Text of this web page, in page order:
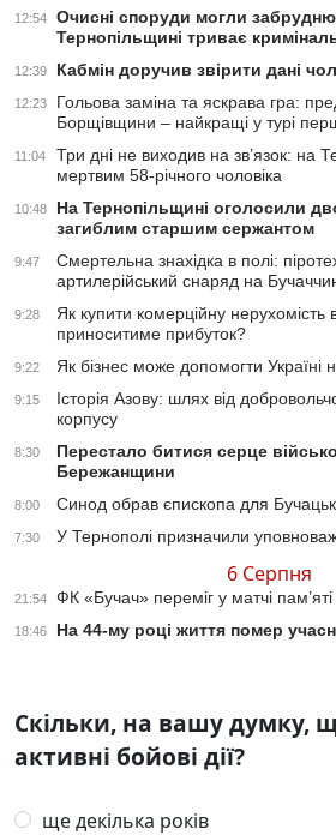
12:54
Очисні споруди могли
Тернопільщині триває
12:39 Кабмін доручив звірити дані
12:23
Гольова заміна та яскрава гра:
Борщівщини – найкращі у турі
11:04
Три дні не виходив на зв’язок: на
мертвим 58-річного чоловіка
10:48
На Тернопільщині оголосили
загиблим старшим сержантом
9:47
Смертельна знахідка в полі:
артилерійський снаряд на
9:28
Як купити комерційну нерухомість
приноситиме прибуток?
9:22 Як бізнес може допомогти
9:15
Історія Азову: шлях від
корпусу
8:30
Перестало битися серце
Бережанщини
8:00 Синод обрав єпископа для
7:30 У Тернополі призначили
6 Серпня
21:54 ФК «Бучач» переміг у матчі
18:46 На 44-му році життя помер
Скільки, на вашу думку,
активні бойові дії?
ще декілька років